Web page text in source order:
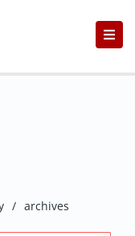
/ archives